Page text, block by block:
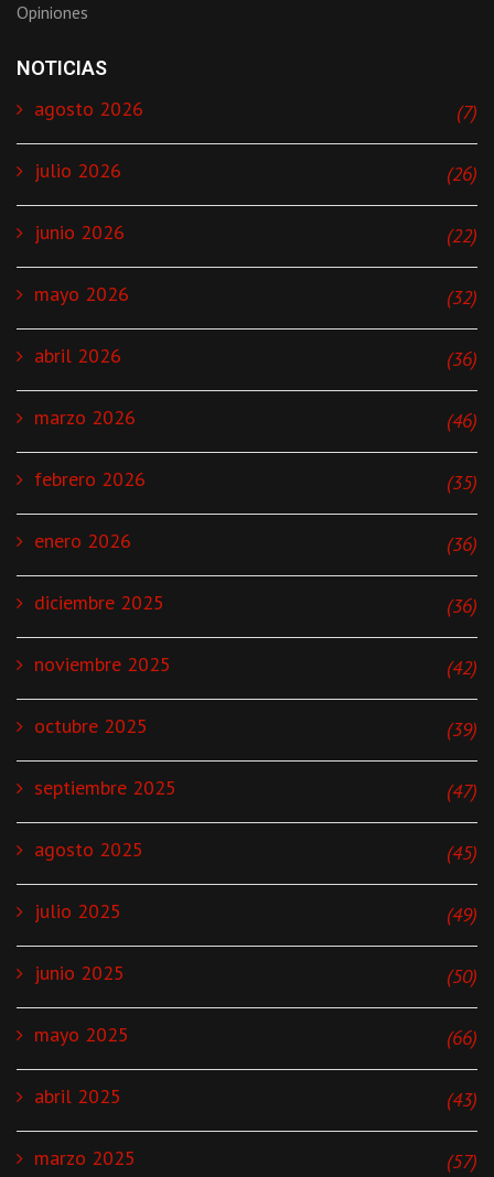
Opiniones
NOTICIAS
agosto 2026 (7)
julio 2026 (26)
junio 2026 (22)
mayo 2026 (32)
abril 2026 (36)
marzo 2026 (46)
febrero 2026 (35)
enero 2026 (36)
diciembre 2025 (36)
noviembre 2025 (42)
octubre 2025 (39)
septiembre 2025 (47)
agosto 2025 (45)
julio 2025 (49)
junio 2025 (50)
mayo 2025 (66)
abril 2025 (43)
marzo 2025 (57)